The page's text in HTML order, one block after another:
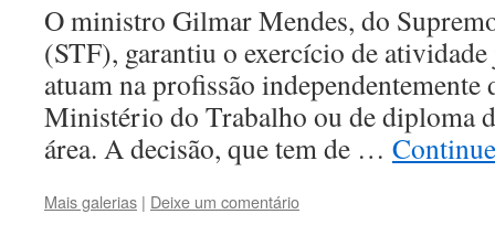
O ministro Gilmar Mendes, do
(STF), garantiu o exercício de
atuam na profissão independentemente
Ministério do Trabalho ou de diploma
área. A decisão, que tem de …
Mais galerias | Deixe um comentário